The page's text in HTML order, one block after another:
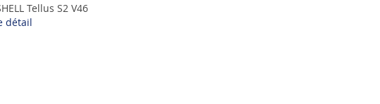
Tellus S2 V46
détail